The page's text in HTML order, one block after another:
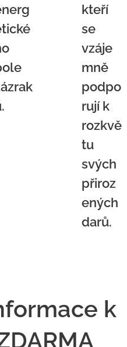
kteří
se
vzáje
mně
podpo
rují k
rozkvě
tu
svých
přiroz
ených
darů.
k